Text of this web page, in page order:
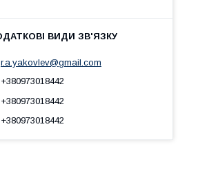
r.a.yakovlev@gmail.com
+380973018442
+380973018442
+380973018442